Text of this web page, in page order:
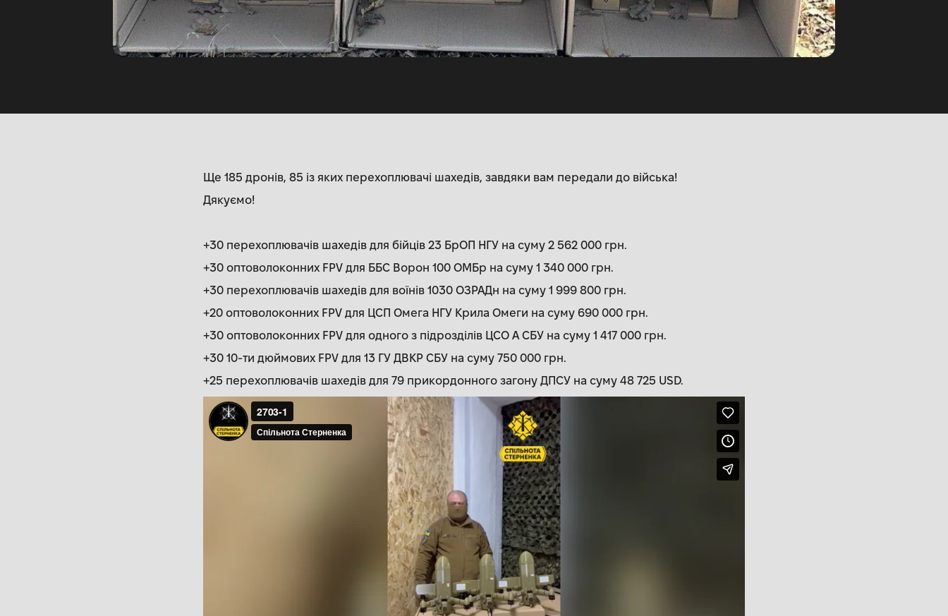
Ще 185 дронів, 85 із яких перехоплювачі шахедів, завдяки вам передали до війська!
Дякуємо!
+30 перехоплювачів шахедів для бійців 23 БрОП НГУ на суму 2 562 000 грн.
+30 оптоволоконних FPV для ББС Ворон 100 ОМБр на суму 1 340 000 грн.
+30 перехоплювачів шахедів для воїнів 1030 ОЗРАДн на суму 1 999 800 грн.
+20 оптоволоконних FPV для ЦСП Омега НГУ Крила Омеги на суму 690 000 грн.
+30 оптоволоконних FPV для одного з підрозділів ЦСО А СБУ на суму 1 417 000 грн.
+30 10-ти дюймових FPV для 13 ГУ ДВКР СБУ на суму 750 000 грн.
+25 перехоплювачів шахедів для 79 прикордонного загону ДПСУ на суму 48 725 USD.